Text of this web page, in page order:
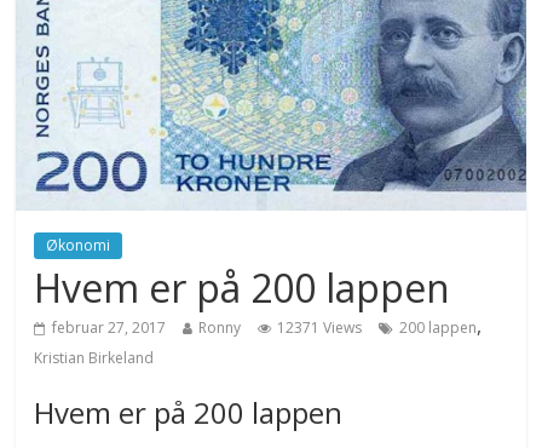
Økonomi
Hvem er på 200 lappen
februar 27, 2017 Ronny 12371 Views 200 lappen,
Kristian Birkeland
Hvem er på 200 lappen